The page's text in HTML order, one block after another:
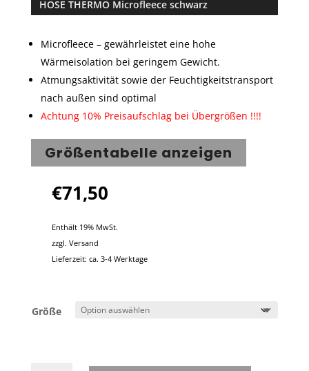
basieren
Kundenbe
wertung
HOSE THERMO Microfleece schwarz
Microfleece – gewährleistet eine hohe
Wärmeisolation bei geringem Gewicht.
Atmungsaktivität sowie der Feuchtigkeitstransport
nach außen sind optimal
Achtung 10% Preisaufschlag bei Übergrößen !!!!
Größentabelle anzeigen
€71,50
Enthält 19% MwSt.
zzgl. Versand
Lieferzeit: ca. 3-4 Werktage
Größe